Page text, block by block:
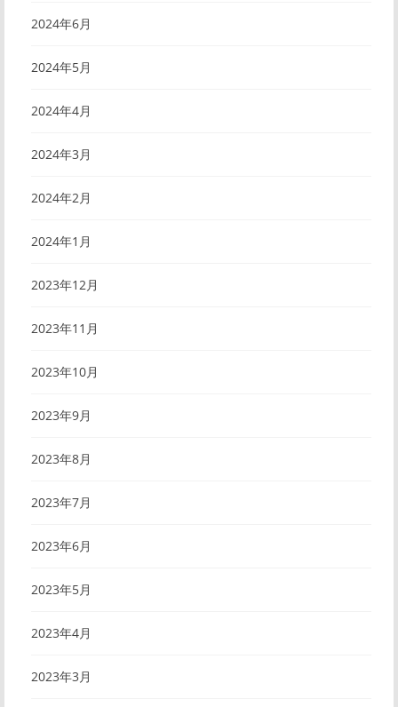
2024年6月
2024年5月
2024年4月
2024年3月
2024年2月
2024年1月
2023年12月
2023年11月
2023年10月
2023年9月
2023年8月
2023年7月
2023年6月
2023年5月
2023年4月
2023年3月